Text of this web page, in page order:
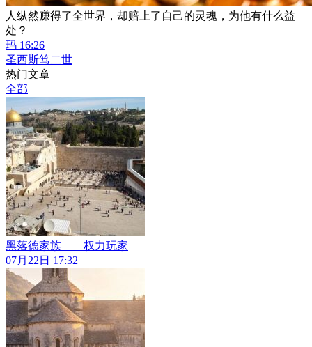
人纵然赚得了全世界，却赔上了自己的灵魂，为他有什么益
处？
玛 16:26
圣西斯笃二世
热门文章
全部
黑落德家族——权力玩家
07月22日 17:32